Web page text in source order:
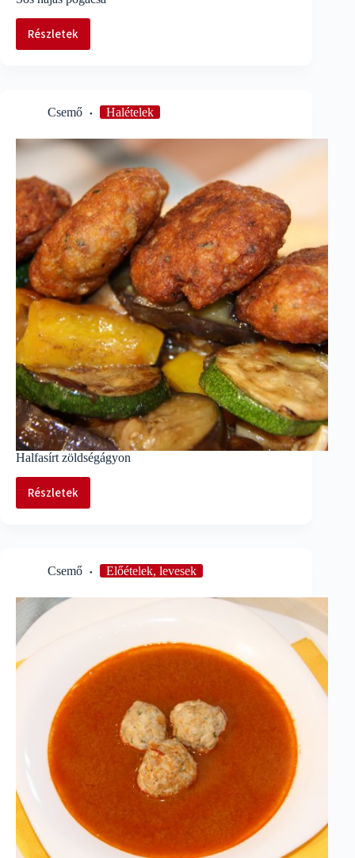
Részletek
Sós
Csemő Halételek
Halfasírt zöldségágyon
Részletek
Halfasírt
Csemő Előételek, levesek